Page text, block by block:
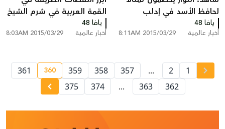
لحافظ الأسد في إدلب
يافا 48
أخبار عالمية 2015/03/29 8:11AM
القمة العربية في شرم الشيخ
يافا 48
أخبار عالمية 2015/03/29 8:03AM
1
2
...
357
358
359
page number360
361
362
363
...
374
375